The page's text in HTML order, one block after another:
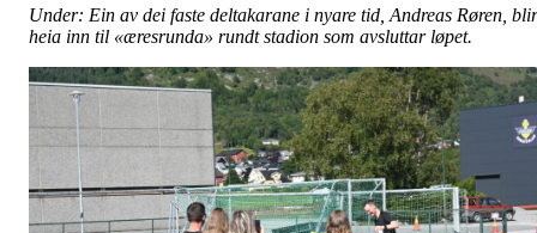
Under: Ein av dei faste deltakarane i nyare tid, Andreas Røren, blir
heia inn til «æresrunda» rundt stadion som avsluttar løpet.